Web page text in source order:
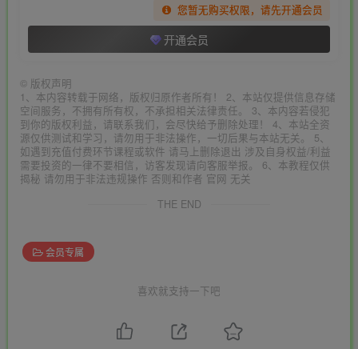
您暂无购买权限，请先开通会员
开通会员
© 版权声明
1、本内容转载于网络，版权归原作者所有！ 2、本站仅提供信息存储
空间服务，不拥有所有权，不承担相关法律责任。 3、本内容若侵犯
到你的版权利益，请联系我们，会尽快给予删除处理！ 4、本站全资
源仅供测试和学习，请勿用于非法操作，一切后果与本站无关。 5、
如遇到充值付费环节课程或软件 请马上删除退出 涉及自身权益/利益
需要投资的一律不要相信，访客发现请向客服举报。 6、本教程仅供
揭秘 请勿用于非法违规操作 否则和作者 官网 无关
THE END
会员专属
喜欢就支持一下吧